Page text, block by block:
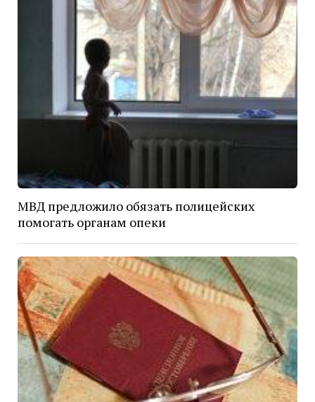
МВД предложило обязать полицейских
помогать органам опеки